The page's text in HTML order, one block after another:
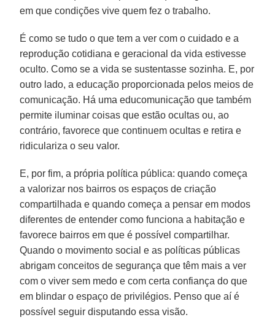
em que condições vive quem fez o trabalho.
É como se tudo o que tem a ver com o cuidado e a
reprodução cotidiana e geracional da vida estivesse
oculto. Como se a vida se sustentasse sozinha. E, por
outro lado, a educação proporcionada pelos meios de
comunicação. Há uma educomunicação que também
permite iluminar coisas que estão ocultas ou, ao
contrário, favorece que continuem ocultas e retira e
ridiculariza o seu valor.
E, por fim, a própria política pública: quando começa
a valorizar nos bairros os espaços de criação
compartilhada e quando começa a pensar em modos
diferentes de entender como funciona a habitação e
favorece bairros em que é possível compartilhar.
Quando o movimento social e as políticas públicas
abrigam conceitos de segurança que têm mais a ver
com o viver sem medo e com certa confiança do que
em blindar o espaço de privilégios. Penso que aí é
possível seguir disputando essa visão.